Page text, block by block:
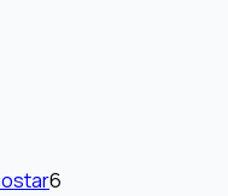
6